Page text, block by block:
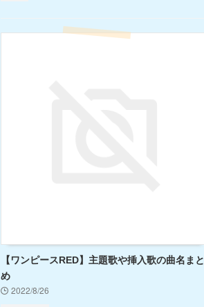
【ワンピースRED】主題歌や挿入歌の曲名まと
め
2022/8/26